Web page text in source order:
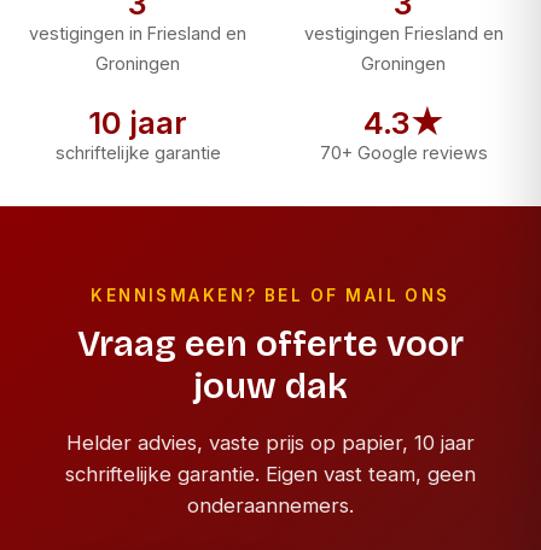
vestigingen in Friesland en
Groningen
vestigingen Friesland en
Groningen
10 jaar
schriftelijke garantie
4.3★
70+ Google reviews
KENNISMAKEN? BEL OF MAIL ONS
Vraag een offerte voor
jouw dak
Helder advies, vaste prijs op papier, 10 jaar
schriftelijke garantie. Eigen vast team, geen
onderaannemers.